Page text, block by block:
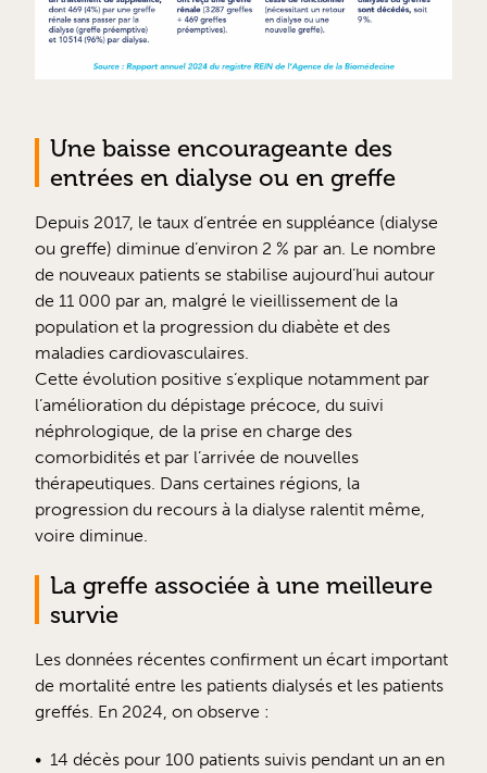
Une baisse encourageante des
entrées en dialyse ou en greffe
Depuis 2017, le taux d’entrée en suppléance (dialyse
ou greffe) diminue d’environ 2 % par an. Le nombre
de nouveaux patients se stabilise aujourd’hui autour
de 11 000 par an, malgré le vieillissement de la
population et la progression du diabète et des
maladies cardiovasculaires.
Cette évolution positive s’explique notamment par
l’amélioration du dépistage précoce, du suivi
néphrologique, de la prise en charge des
comorbidités et par l’arrivée de nouvelles
thérapeutiques. Dans certaines régions, la
progression du recours à la dialyse ralentit même,
voire diminue.
La greffe associée à une meilleure
survie
Les données récentes confirment un écart important
de mortalité entre les patients dialysés et les patients
greffés. En 2024, on observe :
14 décès pour 100 patients suivis pendant un an en